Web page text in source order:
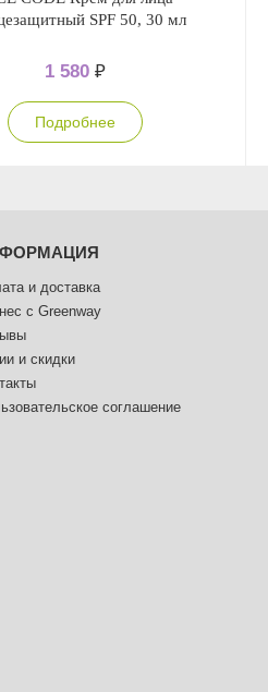
SPF 50, 30 мл
1 580 ₽
Подробнее
и доставка
с Greenway
и скидки
соглашение